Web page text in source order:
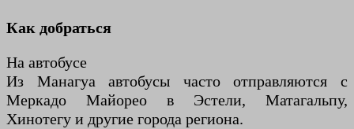
Как добраться
На автобусе
Из Манагуа автобусы часто отправляются с
Меркадо Майорео в Эстели, Матагальпу,
Хинотегу и другие города региона.